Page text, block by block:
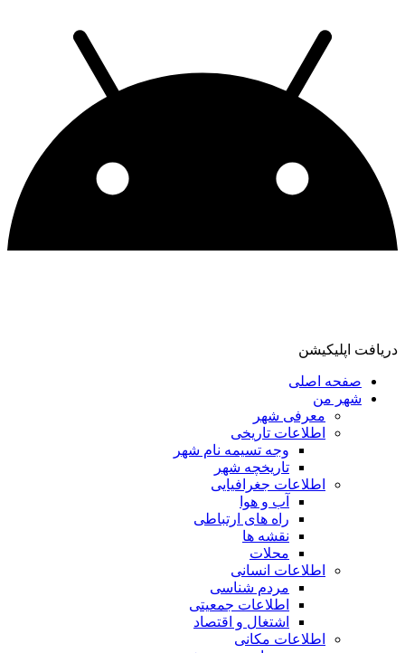
دریافت اپلیکیشن
صفحه اصلی
شهر من
معرفی شهر
اطلاعات تاریخی
وجه تسیمه نام شهر
تاریخچه شهر
اطلاعات جغرافیایی
آب و هوا
راه های ارتباطی
نقشه ها
محلات
اطلاعات انسانی
مردم شناسی
اطلاعات جمعیتی
اشتغال و اقتصاد
اطلاعات مکانی